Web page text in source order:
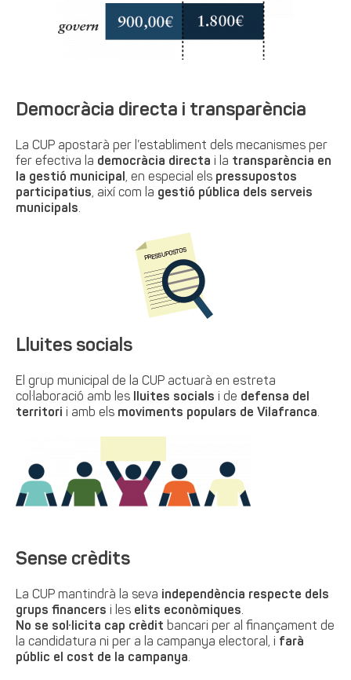
Democràcia directa i transparència
La CUP apostarà per l’establiment dels mecanismes per
fer efectiva la democràcia directa i la transparència en
la gestió municipal , en especial els pressupostos
participatius, així com la gestió pública dels serveis
municipals.
Lluites socials
El grup municipal de la CUP actuarà en estreta
col·laboració amb les lluites socials i de defensa del
territori i amb els moviments populars de Vilafranca.
Sense crèdits
La CUP mantindrà la seva independència respecte dels
grups financers i les elits econòmiques.
No se sol·licita cap crèdit bancari per al finançament de
la candidatura ni per a la campanya electoral, i farà
públic el cost de la campanya.